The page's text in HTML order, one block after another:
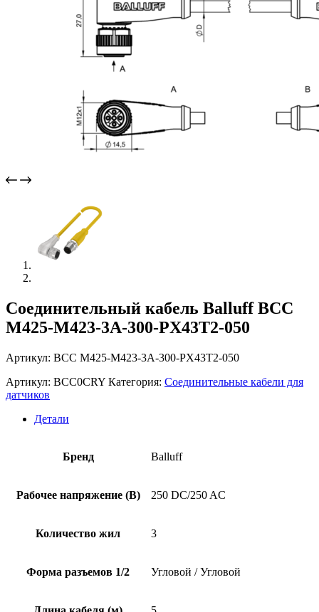
Соединительный кабель Balluff BCC
M425-M423-3A-300-PX43T2-050
Артикул: BCC M425-M423-3A-300-PX43T2-050
Артикул: BCC0CRY Категория: Соединительные кабели для
датчиков
Детали
Бренд Balluff
Рабочее напряжение (В) 250 DC/250 AC
Количество жил 3
Форма разъемов 1/2 Угловой / Угловой